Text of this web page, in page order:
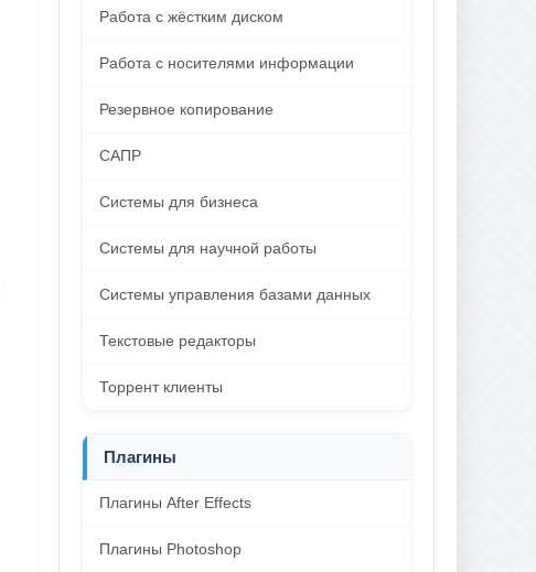
Работа с жёстким диском
Работа с носителями информации
Резервное копирование
САПР
Системы для бизнеса
Системы для научной работы
Системы управления базами данных
Текстовые редакторы
Торрент клиенты
Плагины
Плагины After Effects
Плагины Photoshop